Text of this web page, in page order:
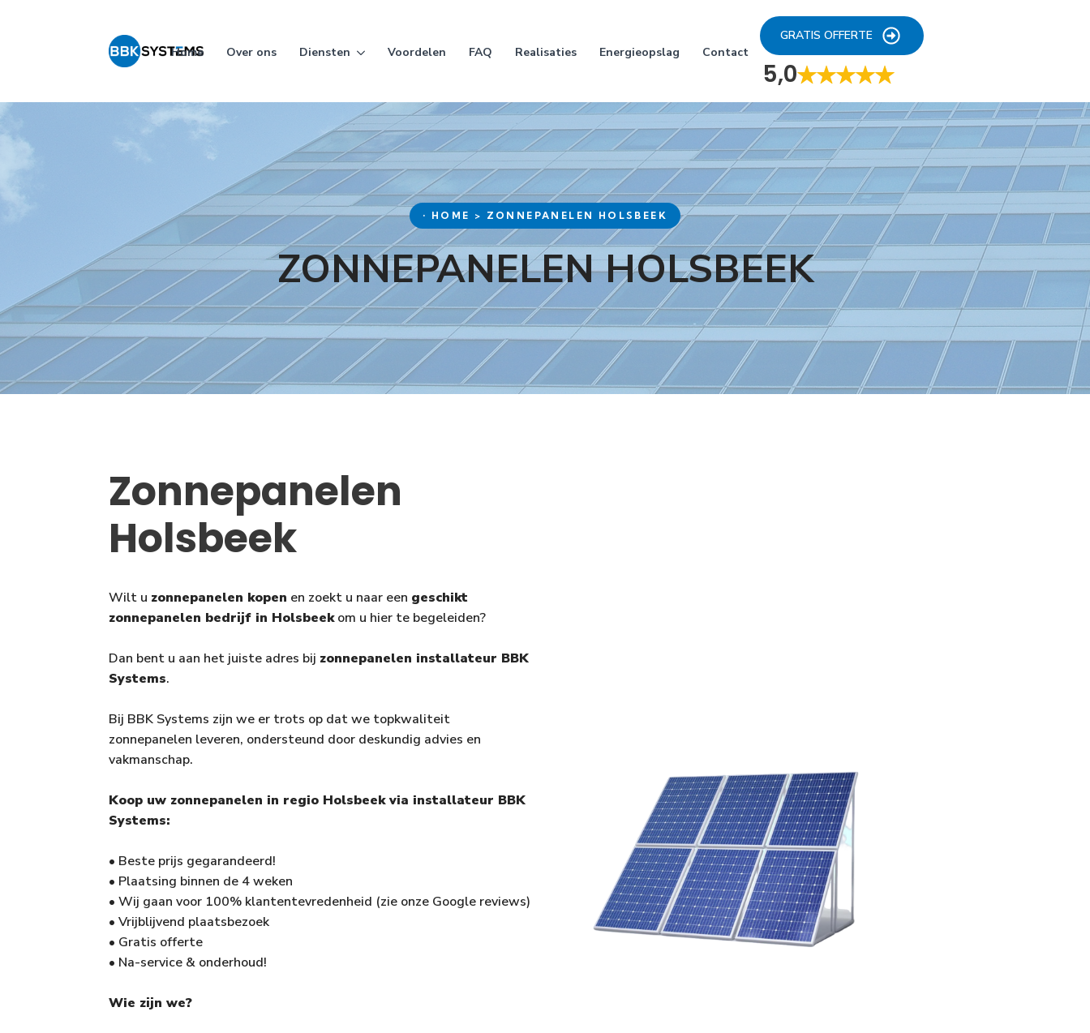
Home Over ons Diensten Voordelen FAQ Realisaties Energieopslag Contact
GRATIS OFFERTE
5,0
• HOME > ZONNEPANELEN HOLSBEEK
ZONNEPANELEN HOLSBEEK
Zonnepanelen
Holsbeek
Wilt u zonnepanelen kopen en zoekt u naar een geschikt
zonnepanelen bedrijf in Holsbeekom u hier te begeleiden?
Dan bent u aan het juiste adres bij zonnepanelen installateur BBK
Systems.
Bij BBK Systems zijn we er trots op dat we topkwaliteit
zonnepanelen leveren, ondersteund door deskundig advies en
vakmanschap.
Koop uw zonnepanelen in regio Holsbeek via installateur BBK
Systems:
• Beste prijs gegarandeerd!
• Plaatsing binnen de 4 weken
• Wij gaan voor 100% klantentevredenheid (zie onze Google reviews)
• Vrijblijvend plaatsbezoek
• Gratis offerte
• Na-service & onderhoud!
Wie zijn we?